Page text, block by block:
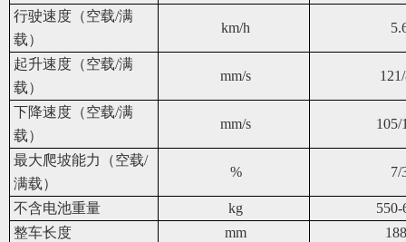
行驶速度（空载/满
载）
km/h
起升速度（空载/满
载）
mm/s
下降速度（空载/满
载）
mm/s 105/
最大爬坡能力（空载/
满载）
% 7/
不含电池重量 kg
550-
整车长度
mm